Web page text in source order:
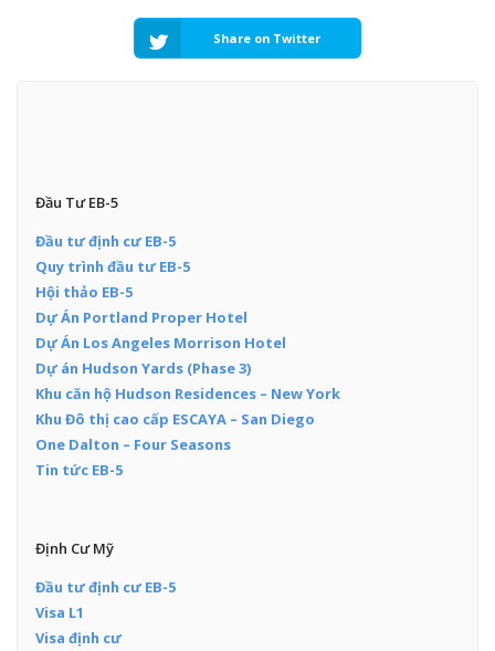
Share on Twitter
Đầu Tư EB-5
Đầu tư định cư EB-5
Quy trình đầu tư EB-5
Hội thảo EB-5
Dự Án Portland Proper Hotel
Dự Án Los Angeles Morrison Hotel
Dự án Hudson Yards (Phase 3)
Khu căn hộ Hudson Residences – New York
Khu Đô thị cao cấp ESCAYA – San Diego
One Dalton – Four Seasons
Tin tức EB-5
Định Cư Mỹ
Đầu tư định cư EB-5
Visa L1
Visa định cư